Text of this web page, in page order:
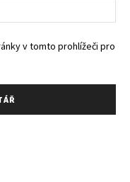
v tomto prohlížeči pro